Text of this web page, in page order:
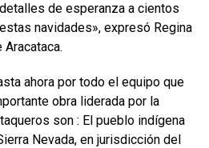
de esperanza a cientos
navidades», expresó Regina
ahora por todo el equipo que
obra liderada por la
son : El pueblo indígena
Nevada, en jurisdicción del